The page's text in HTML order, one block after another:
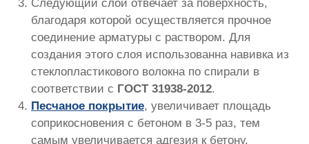
Следующий слой отвечает за поверхность,
благодаря которой осуществляется прочное
соединение арматуры с раствором. Для
создания этого слоя использованна навивка из
стеклопластикового волокна по спирали в
соответствии с ГОСТ 31938-2012.
Песчаное покрытие, увеличивает площадь
соприкосновения с бетоном в 3-5 раз, тем
самым увеличивается адгезия к бетону.